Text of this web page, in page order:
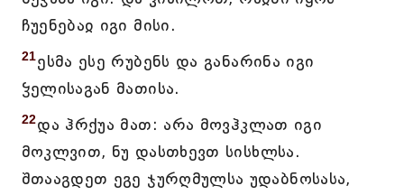
ჩუენებაჲ იგი მისი.
21ესმა ესე რუბენს და განარინა იგი
ჴელისაგან მათისა.
22და ჰრქუა მათ: არა მოვჰკლათ იგი
მოკლვით, ნუ დასთხევთ სისხლსა.
შთააგდეთ ეგე ჯურღმულსა უდაბნოსასა,